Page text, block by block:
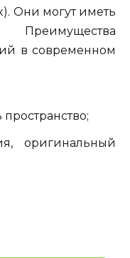
Они могут иметь
Преимущества
в современном
оригинальный